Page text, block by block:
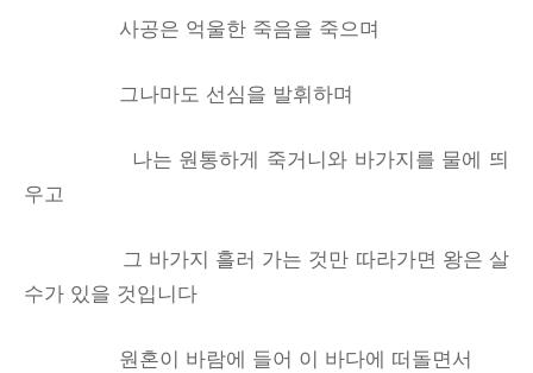
사공은 억울한 죽음을 죽으며
그나마도 선심을 발휘하며
나는 원통하게 죽거니와 바가지를 물에 띄
우고
그 바가지 흘러 가는 것만 따라가면 왕은 살
수가 있을 것입니다
원혼이 바람에 들어 이 바다에 떠돌면서